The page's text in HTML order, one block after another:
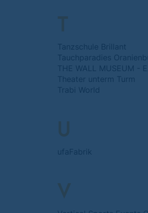
T
Tanzschule Brillant
Tauchparadies
Theater unterm Turm
Trabi World
U
ufaFabrik
V